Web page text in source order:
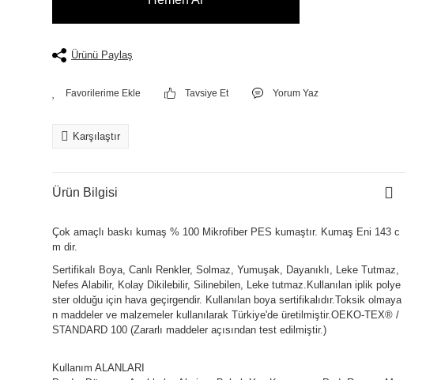
Ürünü Paylaş
Tavsiye Et Yorum Yaz
Karşılaştır
Ürün Bilgisi
Çok amaçlı baskı kumaş % 100 Mikrofiber PES kumaştır. Kumaş Eni 143 c
m dir.
Sertifikalı Boya, Canlı Renkler, Solmaz, Yumuşak, Dayanıklı, Leke Tutmaz,
Nefes Alabilir, Kolay Dikilebilir, Silinebilen, Leke tutmaz.Kullanılan iplik polye
ster olduğu için hava geçirgendir. Kullanılan boya sertifikalıdır.Toksik olmaya
n maddeler ve malzemeler kullanılarak Türkiye'de üretilmiştir.OEKO-TEX® /
STANDARD 100 (Zararlı maddeler açısından test edilmiştir.)
Kullanım ALANLARI